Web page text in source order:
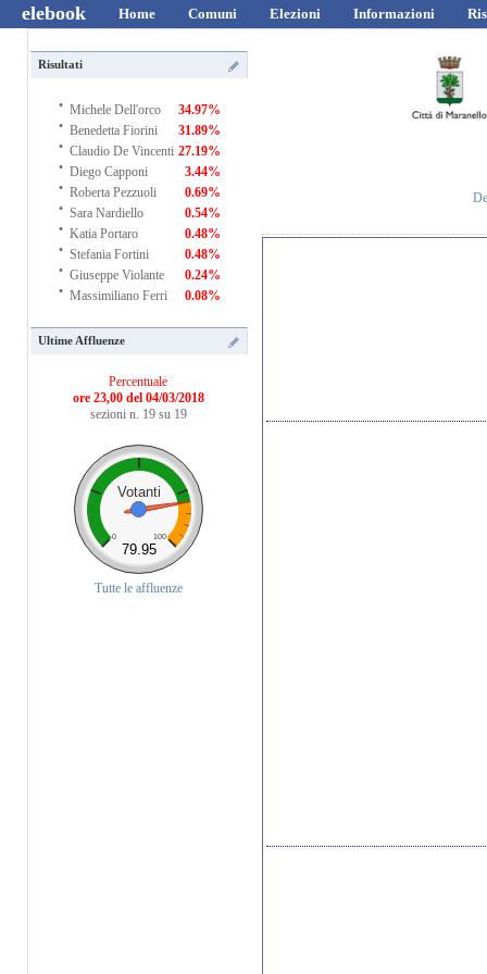
elebook Home Comuni Elezioni Informazioni
Risultati
· Michele Dell'orco 34.97%
· Benedetta Fiorini 31.89%
· Claudio De Vincenti 27.19%
· Diego Capponi 3.44%
· Roberta Pezzuoli 0.69%
· Sara Nardiello 0.54%
· Katia Portaro 0.48%
· Stefania Fortini 0.48%
· Giuseppe Violante 0.24%
· Massimiliano Ferri 0.08%
Ultime Affluenze
Percentuale
ore 23,00 del 04/03/2018
sezioni n. 19 su 19
Votanti
0 100
79.95
Tutte le affluenze